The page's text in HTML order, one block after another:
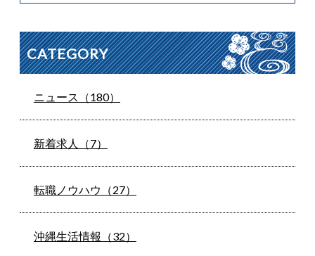
CATEGORY
ニュース（180）
新着求人（7）
転職ノウハウ（27）
沖縄生活情報（32）